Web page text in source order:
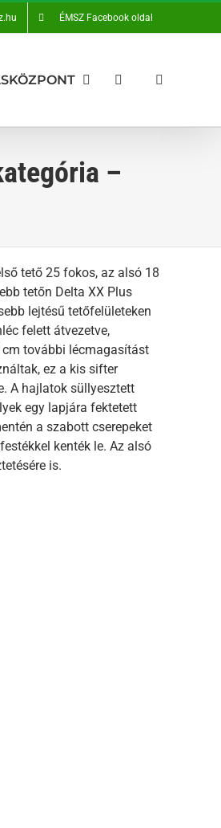
ÉMSZ Facebook oldal
–
tető 25 fokos, az alsó 18
tetőn Delta XX Plus
lejtésű tetőfelületeken
felett átvezetve,
további lécmagasítást
ez a kis sifter
A hajlatok süllyesztett
egy lapjára fektetett
a szabott cserepeket
kenték le. Az alsó
is.